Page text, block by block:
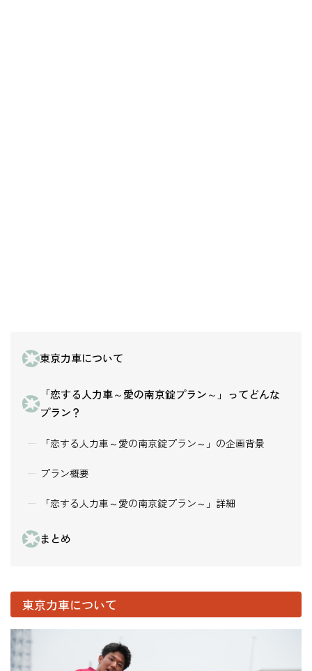
東京力車について
「恋する人力車～愛の南京錠プラン～」ってどんな
プラン？
「恋する人力車～愛の南京錠プラン～」の企画背景
プラン概要
「恋する人力車～愛の南京錠プラン～」詳細
まとめ
東京力車について